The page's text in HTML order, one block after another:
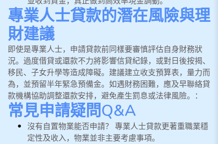
專業人士貸款的潛在風險與理
財建議
即使是專業人士，申請貸款前同樣要審慎評估自身財務狀
況。過度借貸或還款不力將影響信貸紀錄，或對日後按揭、
移民、子女升學等造成障礙。建議建立收支預算表，量力而
為，並預留半年緊急預備金。如遇財務困難，應及早聯絡貸
款機構協助調整還款安排，避免產生罰息或法律風險。：
常見申請疑問Q&A
沒有自置物業能否申請？ 專業人士貸款更著重職業穩
定性及收入，物業並非主要考慮事項。